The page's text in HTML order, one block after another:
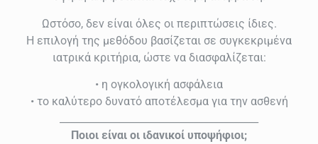
Ωστόσο, δεν είναι όλες οι περιπτώσεις ίδιες.
Η επιλογή της μεθόδου βασίζεται σε συγκεκριμένα
ιατρικά κριτήρια, ώστε να διασφαλίζεται:
• η ογκολογική ασφάλεια
• το καλύτερο δυνατό αποτέλεσμα για την ασθενή
Ποιοι είναι οι ιδανικοί υποψήφιοι;